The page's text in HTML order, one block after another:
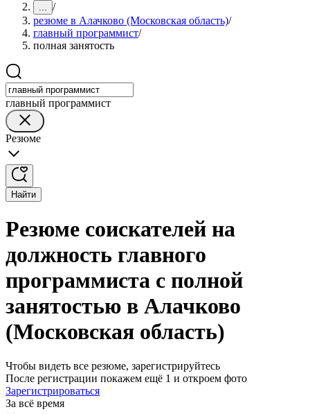
... /
резюме в Алачково (Московская область)/
главный программист/
полная занятость
главный программист
Резюме
Найти
Резюме соискателей на
должность главного
программиста с полной
занятостью в Алачково
(Московская область)
Чтобы видеть все резюме, зарегистрируйтесь
После регистрации покажем ещё 1 и откроем фото
Зарегистрироваться
За всё время